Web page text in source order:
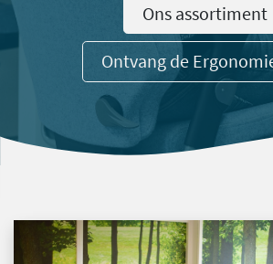
Ons assortiment
Ontvang de